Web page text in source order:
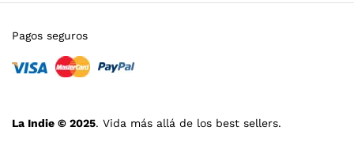
La Indie © 2025. Vida más allá de los best sellers.
Pagos seguros